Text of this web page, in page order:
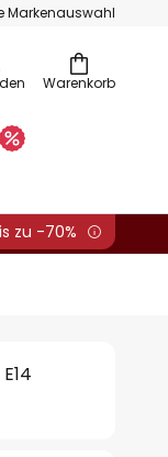
Markenauswahl
Warenkorb
zu -70%